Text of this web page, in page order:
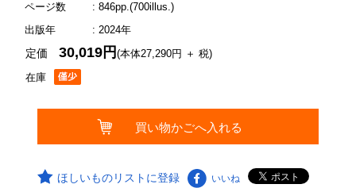
ページ数
: 846pp.(700illus.)
出版年
: 2024年
在庫
定価30,019円(本体27,290円 ＋ 税)
ほしいものリストに登録 いいね